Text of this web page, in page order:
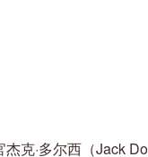
克·多尔西（Jack